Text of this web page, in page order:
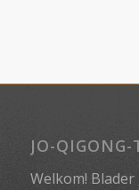
JO-QIGONG-
Welkom!